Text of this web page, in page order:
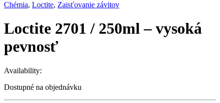
Chémia, Loctite, Zaisťovanie závitov
Loctite 2701 / 250ml – vysoká
pevnosť
Availability:
Dostupné na objednávku